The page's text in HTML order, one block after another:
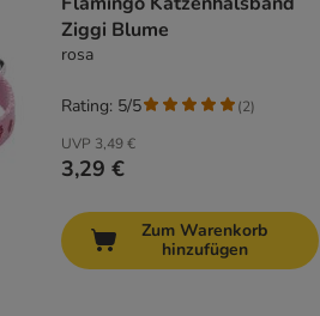
Ziggi Blume
rosa
UVP 3,49 €
3,29 €
Rating: 5/5 (2)
Zum Warenkorb
hinzufügen